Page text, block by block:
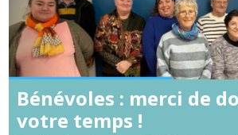
Bénévoles : merci de
votre temps !